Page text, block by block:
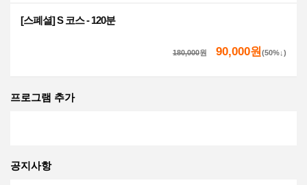
[스폐셜] S 코스 - 120분
180,000원 90,000원 (50%↓)
프로그램 추가
공지사항